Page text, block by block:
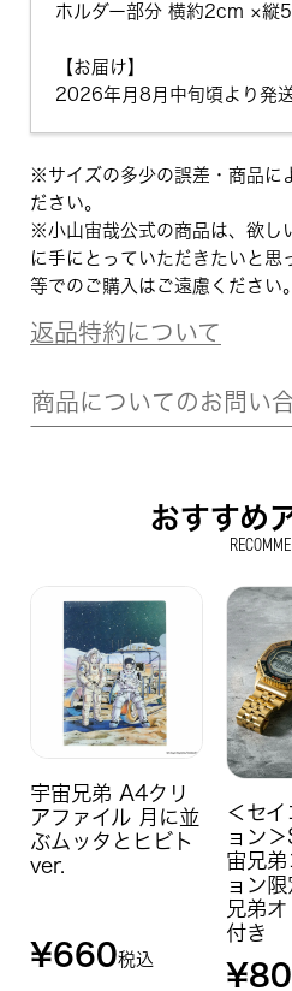
ホルダー部分 横約2cm ×縦
【お届け】
2026年月8月中旬頃より発
※サイズの多少の誤差・商品に
ださい。
※小山宙哉公式の商品は、欲し
に手にとっていただきたいと思
等でのご購入はご遠慮ください。
返品特約について
商品についてのお問い
おすすめ
宇宙兄弟 A4クリ
アファイル 月に並
ぶムッタとヒビト
ver.
¥660税込
＜セイ
ョン＞
宙兄弟
ョン限
兄弟オ
付き
¥